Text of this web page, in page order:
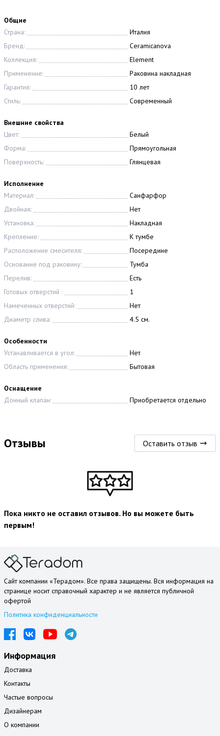
Общие
Страна:
Италия
Бренд:
Ceramicanova
Коллекция:
Element
Применение:
Раковина накладная
Гарантия:
10 лет
Стиль:
Современный
Внешние свойства
Цвет:
Белый
Форма:
Прямоугольная
Поверхность:
Глянцевая
Исполнение
Материал:
Санфарфор
Двойная:
Нет
Установка:
Накладная
Крепление:
К тумбе
Расположение смесителя:
Посередине
Основание под раковину:
Тумба
Перелив:
Есть
Готовых отверстий :
1
Намеченных отверстий:
Нет
Диаметр слива:
4.5 см.
Особенности
Устанавливается в угол:
Нет
Область применения:
Бытовая
Оснащение
Донный клапан:
Приобретается отдельно
Отзывы Оставить отзыв
Пока никто не оставил отзывов. Но вы можете быть
первым!
Сайт компании «Терадом». Все права защищены. Вся информация на
странице носит справочный характер и не является публичной
офертой
Политика конфиденциальности
Информация
Доставка
Контакты
Частые вопросы
Дизайнерам
О компании